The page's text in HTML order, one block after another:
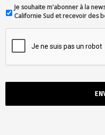
Je souhaite m'abonner à la
Californie Sud et recevoir des